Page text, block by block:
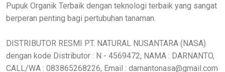
Pupuk Organik Terbaik dengan teknologi terbaik yang sangat
berperan penting bagi pertubuhan tanaman.
DISTRIBUTOR RESMI PT. NATURAL NUSANTARA (NASA)
dengan kode Distributor : N - 4569472, NAMA : DARNANTO,
CALL/WA : 083865268226, Email : darnantonasa@gmail.com